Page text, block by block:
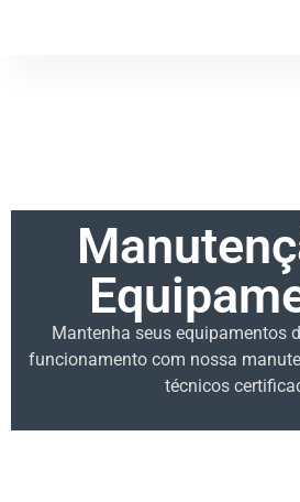
Mantenha seus equipamentos
funcionamento com nossa
técnicos